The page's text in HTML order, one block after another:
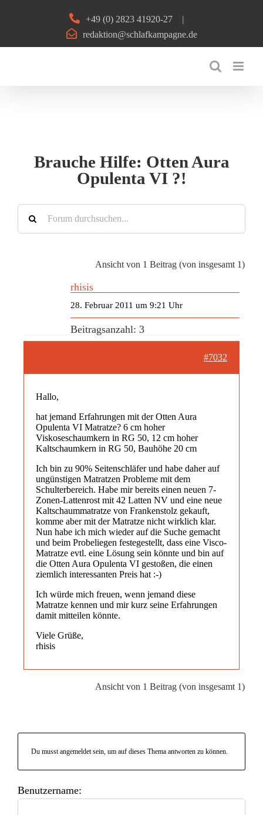
+49 (0) 2823 41920-27
|
redaktion@schlafkampagne.de
Brauche Hilfe: Otten Aura
Opulenta VI ?!
Ansicht von 1 Beitrag (von insgesamt 1)
rhisis
28. Februar 2011 um 9:21 Uhr
Beitragsanzahl: 3
#7032
Hallo,
hat jemand Erfahrungen mit der Otten Aura
Opulenta VI Matratze? 6 cm hoher
Viskoseschaumkern in RG 50, 12 cm hoher
Kaltschaumkern in RG 50, Bauhöhe 20 cm
Ich bin zu 90% Seitenschläfer und habe daher auf
ungünstigen Matratzen Probleme mit dem
Schulterbereich. Habe mir bereits einen neuen 7-
Zonen-Lattenrost mit 42 Latten NV und eine neue
Kaltschaummatratze von Frankenstolz gekauft,
komme aber mit der Matratze nicht wirklich klar.
Nun habe ich mich wieder auf die Suche gemacht
und beim Probeliegen festegestellt, dass eine Visco-
Matratze evtl. eine Lösung sein könnte und bin auf
die Otten Aura Opulenta VI gestoßen, die einen
ziemlich interessanten Preis hat :-)
Ich würde mich freuen, wenn jemand diese
Matratze kennen und mir kurz seine Erfahrungen
damit mitteilen könnte.
Viele Grüße,
rhisis
Ansicht von 1 Beitrag (von insgesamt 1)
Du musst angemeldet sein, um auf dieses Thema antworten zu können.
Benutzername: